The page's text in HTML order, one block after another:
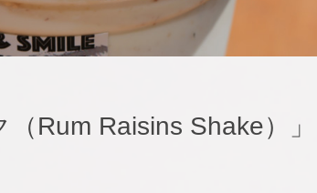
（Rum Raisins Shake）